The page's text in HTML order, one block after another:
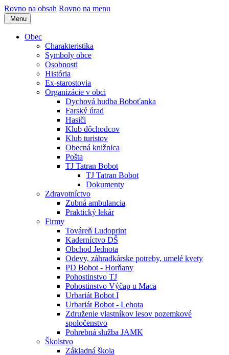
Rovno na obsah Rovno na menu
Menu
Obec
Charakteristika
Symboly obce
Osobnosti
História
Ex-starostovia
Organizácie v obci
Dychová hudba Boboťanka
Farský úrad
Hasiči
Klub dôchodcov
Klub turistov
Obecná knižnica
Pošta
TJ Tatran Bobot
TJ Tatran Bobot
Dokumenty
Zdravotníctvo
Zubná ambulancia
Praktický lekár
Firmy
Továreň Ludoprint
Kaderníctvo DŠ
Obchod Jednota
Odevy, záhradkárske potreby, umelé kvety
PD Bobot - Horňany
Pohostinstvo TJ
Pohostinstvo Výčap u Maca
Urbariát Bobot I
Urbariát Bobot - Lehota
Združenie vlastníkov lesov pozemkové
spoločenstvo
Pohrebná služba JAMK
Školstvo
Základná škola